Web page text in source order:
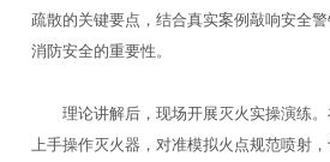
疏散的关键要点，结合真实案例敲响安全
消防安全的重要性。
理论讲解后，现场开展灭火实操演练
上手操作灭火器，对准模拟火点规范喷射